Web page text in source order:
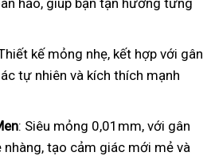
kế mỏng nhẹ, kết hợp với gân
tự nhiên và kích thích mạnh
: Siêu mỏng 0,01mm, với gân
tạo cảm giác mới mẻ và